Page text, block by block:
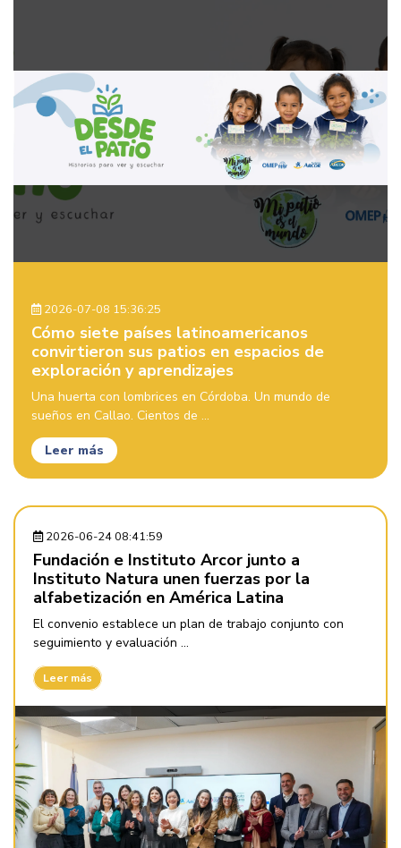
2026-07-08 15:36:25
Cómo siete países latinoamericanos
convirtieron sus patios en espacios de
exploración y aprendizajes
Una huerta con lombrices en Córdoba. Un mundo de
sueños en Callao. Cientos de ...
Leer más
2026-06-24 08:41:59
Fundación e Instituto Arcor junto a
Instituto Natura unen fuerzas por la
alfabetización en América Latina
El convenio establece un plan de trabajo conjunto con
seguimiento y evaluación ...
Leer más